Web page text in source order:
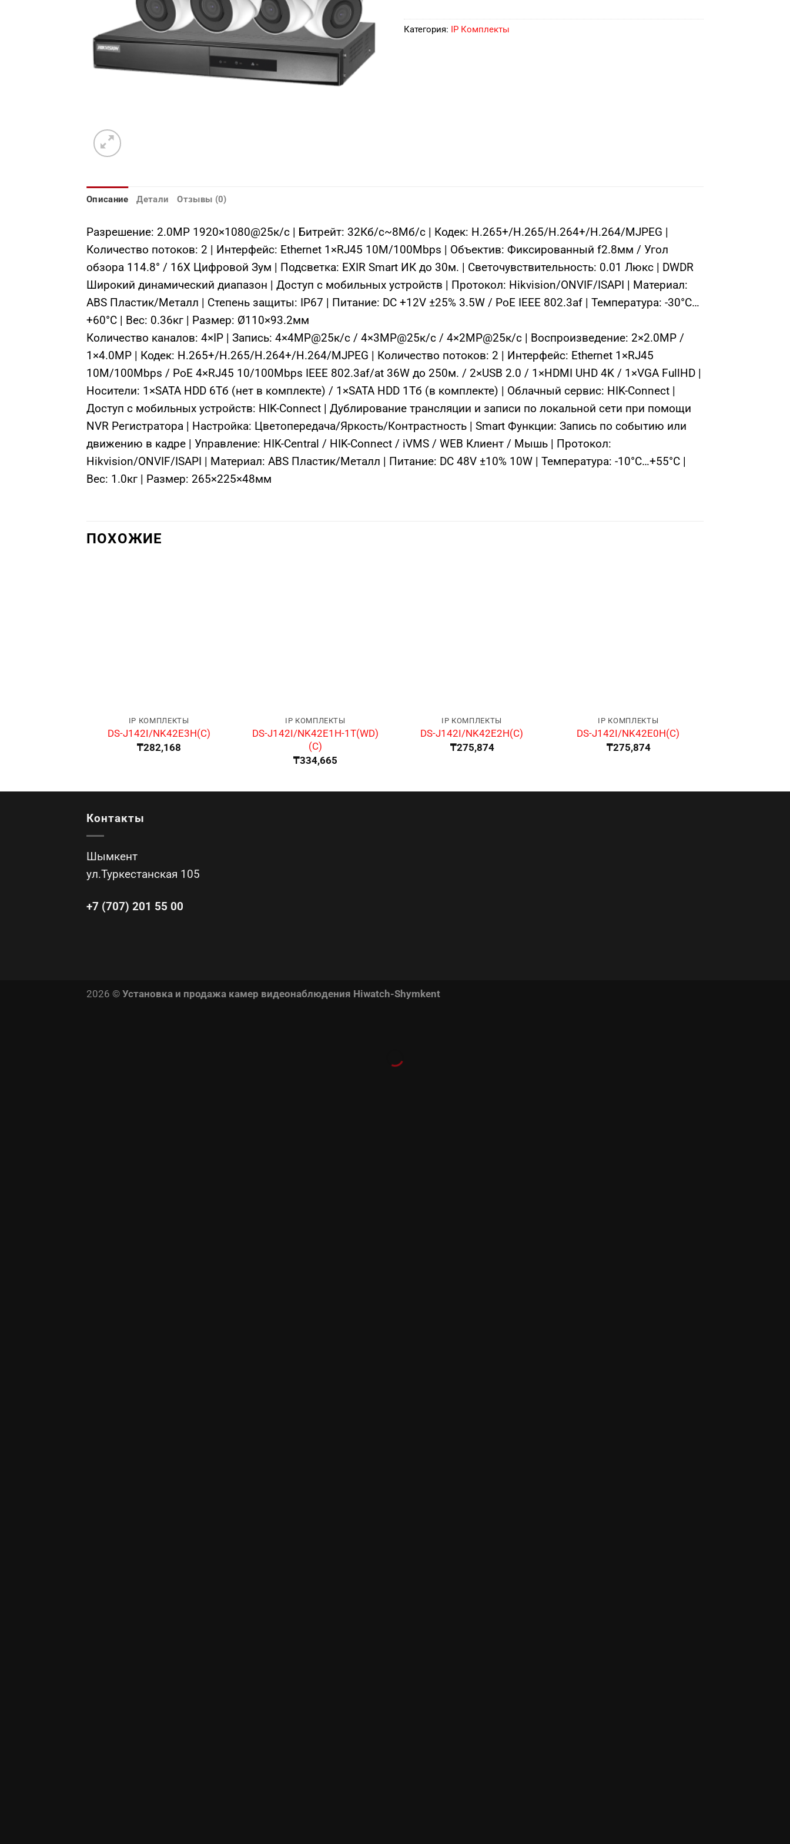
Категория: IP Комплекты
Описание Детали Отзывы (0)
Разрешение: 2.0МР 1920×1080@25к/с | Битрейт: 32Кб/с~8Мб/с | Кодек: H.265+/H.265/H.264+/H.264/MJPEG |
Количество потоков: 2 | Интерфейс: Ethernet 1×RJ45 10M/100Mbps | Объектив: Фиксированный f2.8мм / Угол
обзора 114.8° / 16X Цифровой Зум | Подсветка: EXIR Smart ИК до 30м. | Светочувствительность: 0.01 Люкс | DWDR
Широкий динамический диапазон | Доступ с мобильных устройств | Протокол: Hikvision/ONVIF/ISAPI | Материал:
ABS Пластик/Металл | Степень защиты: IP67 | Питание: DC +12V ±25% 3.5W / PoE IEEE 802.3af | Температура: -30°C…
+60°C | Вес: 0.36кг | Размер: Ø110×93.2мм
Количество каналов: 4×IP | Запись: 4×4MP@25к/с / 4×3MP@25к/с / 4×2MP@25к/с | Воспроизведение: 2×2.0MP /
1×4.0MP | Кодек: H.265+/H.265/H.264+/H.264/MJPEG | Количество потоков: 2 | Интерфейс: Ethernet 1×RJ45
10M/100Mbps / PoE 4×RJ45 10/100Mbps IEEE 802.3af/at 36W до 250м. / 2×USB 2.0 / 1×HDMI UHD 4K / 1×VGA FullHD |
Носители: 1×SATA HDD 6Тб (нет в комплекте) / 1×SATA HDD 1Тб (в комплекте) | Облачный сервис: HIK-Connect |
Доступ с мобильных устройств: HIK-Connect | Дублирование трансляции и записи по локальной сети при помощи
NVR Регистратора | Настройка: Цветопередача/Яркость/Контрастность | Smart Функции: Запись по событию или
движению в кадре | Управление: HIK-Central / HIK-Connect / iVMS / WEB Клиент / Мышь | Протокол:
Hikvision/ONVIF/ISAPI | Материал: ABS Пластик/Металл | Питание: DC 48V ±10% 10W | Температура: -10°C…+55°C |
Вес: 1.0кг | Размер: 265×225×48мм
ПОХОЖИЕ
IP КОМПЛЕКТЫ
DS-J142I/NK42E3H(C)
₸282,168
IP КОМПЛЕКТЫ
DS-J142I/NK42E1H-1T(WD)
(C)
₸334,665
IP КОМПЛЕКТЫ
DS-J142I/NK42E2H(C)
₸275,874
IP КОМПЛЕКТЫ
DS-J142I/NK42E0H(C)
₸275,874
Контакты
Шымкент
ул.Туркестанская 105
+7 (707) 201 55 00
2026 © Установка и продажа камер видеонаблюдения Hiwatch-Shymkent